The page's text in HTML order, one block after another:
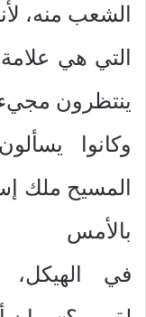
الشعب منه،
التي هي
ينتظرون
وكانوا
المسيح ملك
بالأمس
في